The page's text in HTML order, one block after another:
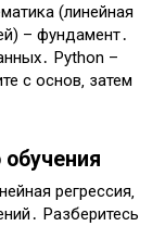
(линейная
– фундамент․
Python –
с основ‚ затем
регрессия‚
Разберитесь